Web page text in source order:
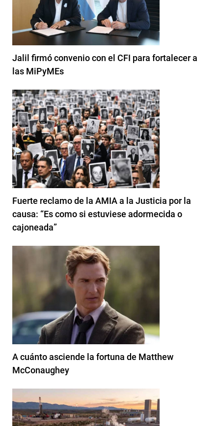
Jalil firmó convenio con el CFI para fortalecer a
las MiPyMEs
Fuerte reclamo de la AMIA a la Justicia por la
causa: “Es como si estuviese adormecida o
cajoneada”
A cuánto asciende la fortuna de Matthew
McConaughey